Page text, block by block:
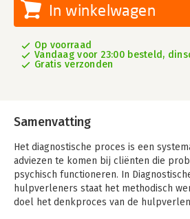
In winkelwagen
Op voorraad
Vandaag voor 23:00 besteld,
Gratis verzonden
Samenvatting
Het diagnostische proces is een
adviezen te komen bij cliënten die
psychisch functioneren. In
hulpverleners staat het methodisch
doel het denkproces van de